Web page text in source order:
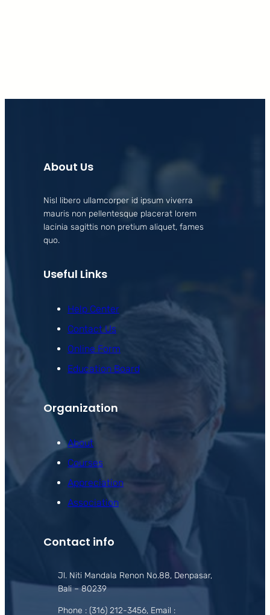
About Us
Nisl libero ullamcorper id ipsum viverra
mauris non pellentesque placerat lorem
lacinia sagittis non pretium aliquet, fames
quo.
Useful Links
Help Center
Contact Us
Online Form
Education Board
Organization
About
Courses
Appreciation
Association
Contact info
Jl. Niti Mandala Renon No.88, Denpasar,
Bali – 80239
Phone : (316) 212-3456, Email :